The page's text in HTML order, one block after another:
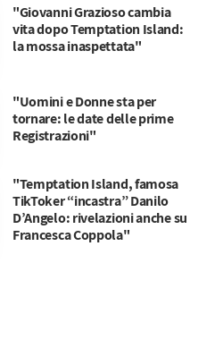
"Giovanni Grazioso cambia
vita dopo Temptation Island:
la mossa inaspettata"
"Uomini e Donne sta per
tornare: le date delle prime
Registrazioni"
"Temptation Island, famosa
TikToker “incastra” Danilo
D’Angelo: rivelazioni anche su
Francesca Coppola"